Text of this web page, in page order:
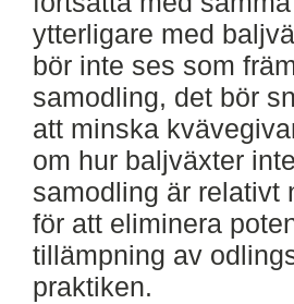
ytterligare med
bör inte ses som
samodling, det bör
att minska
om hur baljväxter
samodling är relativt
för att eliminera
tillämpning av
praktiken.